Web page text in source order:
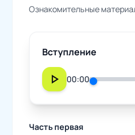
Ознакомительные
Вступление
play_arrow 00:00
Часть первая